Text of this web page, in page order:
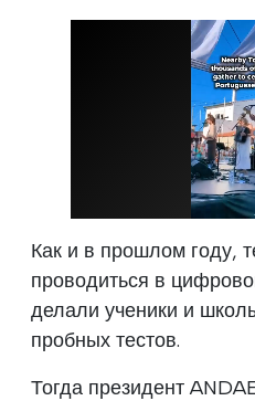
Как и в прошлом году,
проводиться в
делали ученики и
пробных тестов.
Тогда президент